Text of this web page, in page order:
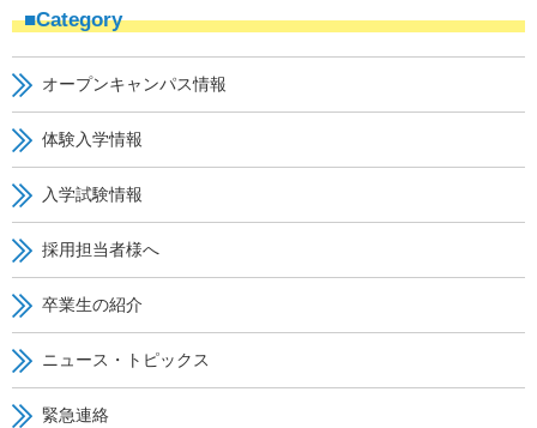
■Category
オープンキャンパス情報
体験入学情報
入学試験情報
採用担当者様へ
卒業生の紹介
ニュース・トピックス
緊急連絡